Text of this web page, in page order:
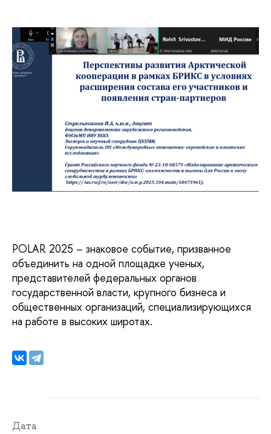
POLAR 2025 – знаковое событие, призванное
объединить на одной площадке ученых,
представителей федеральных органов
государственной власти, крупного бизнеса и
общественных организаций, специализирующихся
на работе в высоких широтах.
Дата